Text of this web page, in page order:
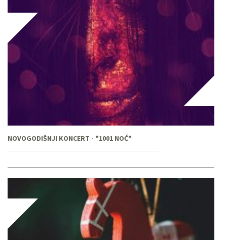
NOVOGODIŠNJI KONCERT - "1001 NOĆ"